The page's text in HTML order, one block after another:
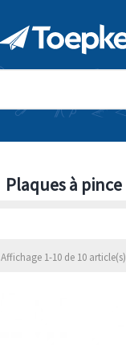
Plaques à pince
Affichage 1-10 de 10 article(s)